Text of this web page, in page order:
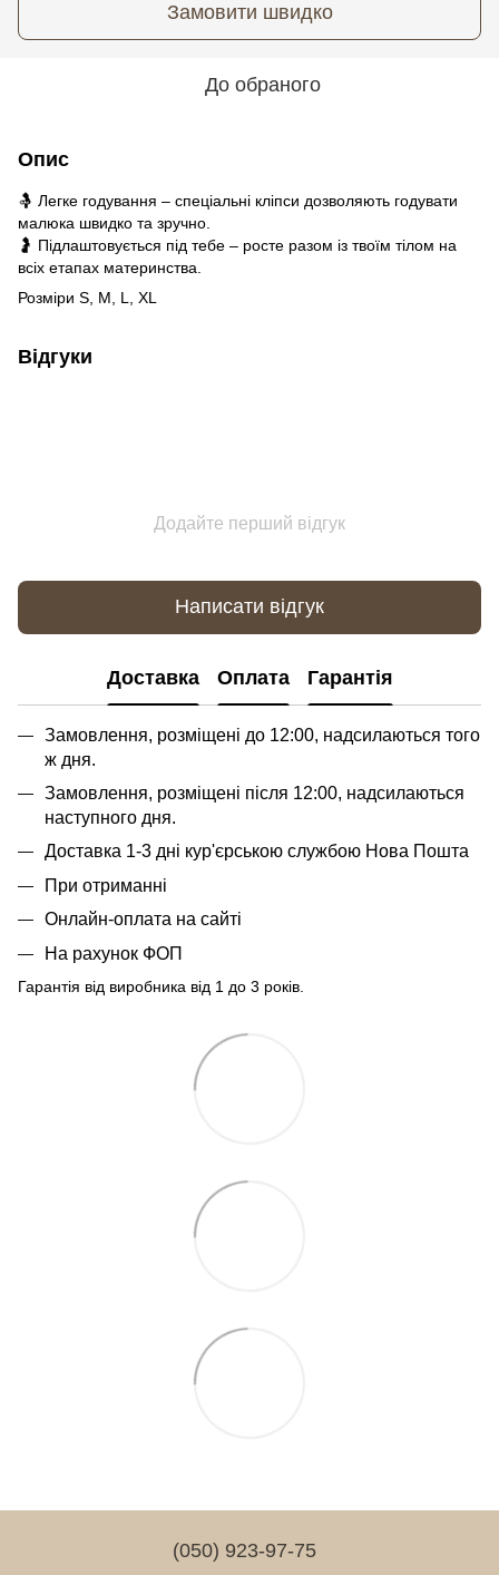
Замовити швидко
До обраного
Опис
🤱 Легке годування – спеціальні кліпси дозволяють годувати
малюка швидко та зручно.
🤰 Підлаштовується під тебе – росте разом із твоїм тілом на
всіх етапах материнства.
Розміри S, M, L, XL
Відгуки
Додайте перший відгук
Написати відгук
Доставка Оплата Гарантія
Замовлення, розміщені до 12:00, надсилаються того
ж дня.
Замовлення, розміщені після 12:00, надсилаються
наступного дня.
Доставка 1-3 дні кур'єрською службою Нова Пошта
При отриманні
Онлайн-оплата на сайті
На рахунок ФОП
Гарантія від виробника від 1 до 3 років.
(050) 923-97-75